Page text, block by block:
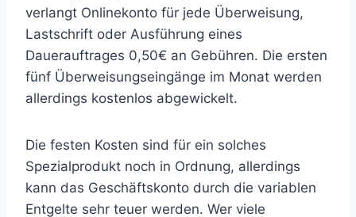
verlangt Onlinekonto für jede Überweisung,
Lastschrift oder Ausführung eines
Dauerauftrages 0,50€ an Gebühren. Die ersten
fünf Überweisungseingänge im Monat werden
allerdings kostenlos abgewickelt.
Die festen Kosten sind für ein solches
Spezialprodukt noch in Ordnung, allerdings
kann das Geschäftskonto durch die variablen
Entgelte sehr teuer werden. Wer viele